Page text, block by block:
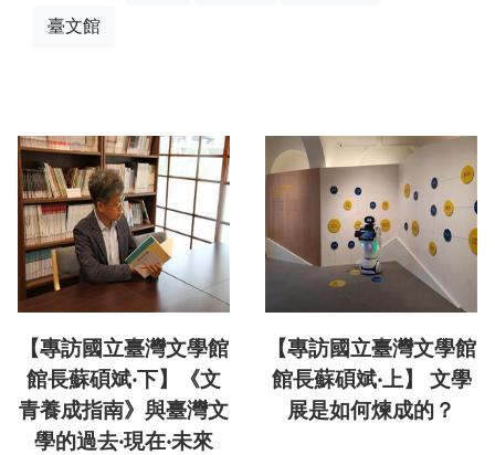
臺文館
【專訪國立臺灣文學館
館長蘇碩斌‧下】《文
青養成指南》與臺灣文
學的過去‧現在‧未來
【專訪國立臺灣文學館
館長蘇碩斌‧上】 文學
展是如何煉成的？